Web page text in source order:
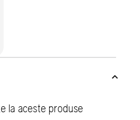
la aceste produse